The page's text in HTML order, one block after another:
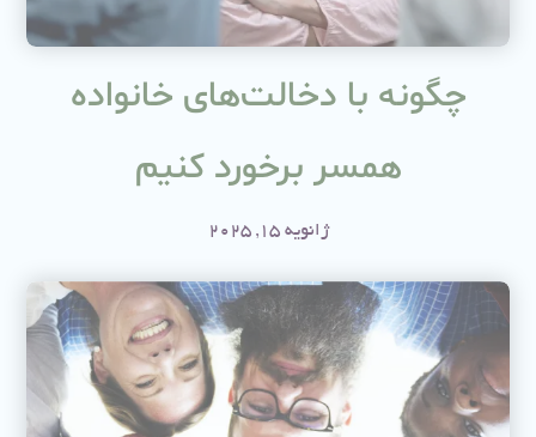
چگونه با دخالت‌های خانواده
همسر برخورد کنیم
ژانویه 15, 2025